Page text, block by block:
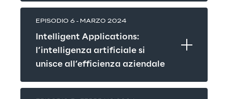
EPISODIO 6 - MARZO 2024
Intelligent Applications:
l’intelligenza artificiale si
unisce all’efficienza aziendale